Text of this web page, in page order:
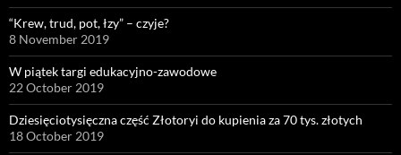
“Krew, trud, pot, łzy” – czyje?
8 November 2019
W piątek targi edukacyjno-zawodowe
22 October 2019
Dziesięciotysięczna część Złotoryi do kupienia za 70 tys. złotych
18 October 2019